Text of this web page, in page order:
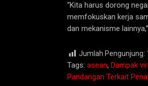
“Kita harus dorong
memfokuskan kerja
dan mekanisme
Jumlah Pengunjung:
Tags: asean, Dampak
Pandangan Terkait